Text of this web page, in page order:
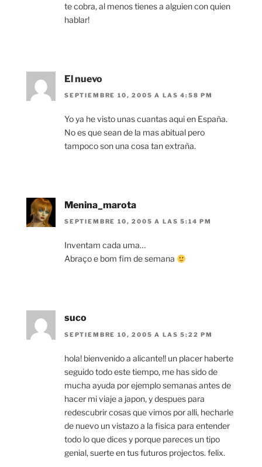
te cobra, al menos tienes a alguien con quien
hablar!
El nuevo
SEPTIEMBRE 10, 2005 A LAS 4:58 PM
Yo ya he visto unas cuantas aqui en España.
No es que sean de la mas abitual pero
tampoco son una cosa tan extraña.
Menina_marota
SEPTIEMBRE 10, 2005 A LAS 5:14 PM
Inventam cada uma…
Abraço e bom fim de semana
suco
SEPTIEMBRE 10, 2005 A LAS 5:22 PM
hola! bienvenido a alicante!! un placer haberte
seguido todo este tiempo, me has sido de
mucha ayuda por ejemplo semanas antes de
hacer mi viaje a japon, y despues para
redescubrir cosas que vimos por alli, hecharle
de nuevo un vistazo a la fisica para entender
todo lo que dices y porque pareces un tipo
genial, suerte en tus futuros projectos. felix.